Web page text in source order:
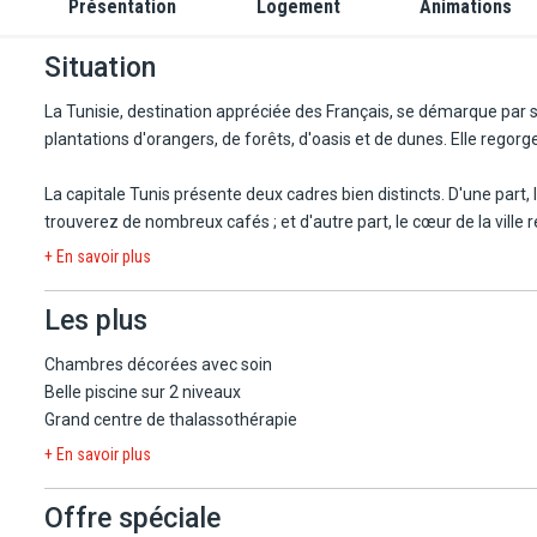
Présentation Logement Animations
Situation
La Tunisie, destination appréciée des Français, se démarque
plantations d'orangers, de forêts, d'oasis et de dunes. Elle
La capitale Tunis présente deux cadres bien distincts. D'une
trouverez de nombreux cafés ; et d'autre part, le cœur de la ville
sans aucun doute l'atmosphère de cette capitale dite « en
A 65 km de l'aéroport de Tunis Carthage (compter moins d'une
orangers et des bougainvilliers, Hammamet est connue pour la
d'un "Saint Tropez à la tunisienne". Station balnéaire nichée au
dans sa médina avec son fort, ses ruelles et ses murs blanchis à
Yasmine-Hammamet est un espace de vie touristique
discothèques, restaurants, casino, parc de jeu et de loisirs et
+ En savoir plus
Les plus
Chambres décorées avec soin
Belle piscine sur 2 niveaux
Grand centre de thalassothérapie
+ En savoir plus
Offre spéciale